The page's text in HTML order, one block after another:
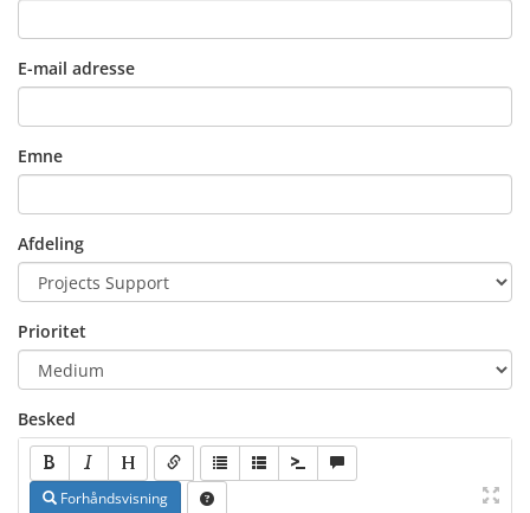
E-mail adresse
Emne
Afdeling
Prioritet
Besked
Forhåndsvisning